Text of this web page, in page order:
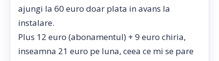
ajungi la 60 euro doar plata in avans la
instalare.
Plus 12 euro (abonamentul) + 9 euro chiria,
inseamna 21 euro pe luna, ceea ce mi se pare